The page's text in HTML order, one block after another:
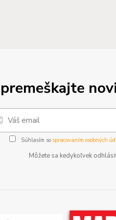
Súhlasím so spracovaním osobných
Môžete sa kedykoľvek